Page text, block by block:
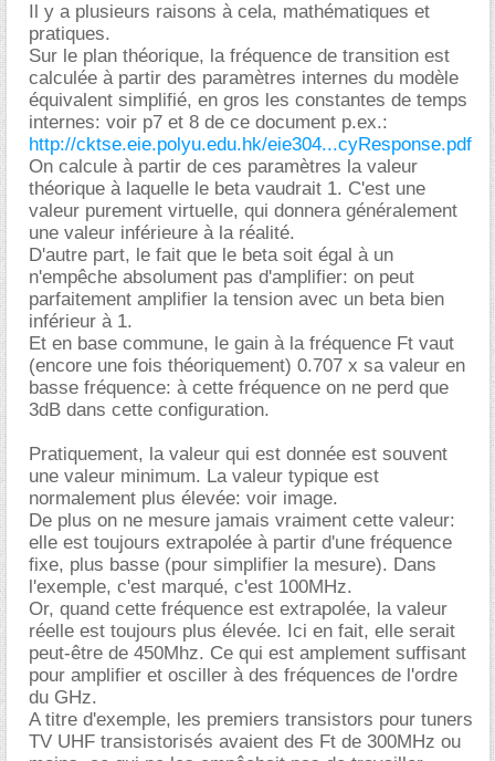
Il y a plusieurs raisons à cela, mathématiques et
pratiques.
Sur le plan théorique, la fréquence de transition est
calculée à partir des paramètres internes du modèle
équivalent simplifié, en gros les constantes de temps
internes: voir p7 et 8 de ce document p.ex.:
http://cktse.eie.polyu.edu.hk/eie304...cyResponse.pdf
On calcule à partir de ces paramètres la valeur
théorique à laquelle le beta vaudrait 1. C'est une
valeur purement virtuelle, qui donnera généralement
une valeur inférieure à la réalité.
D'autre part, le fait que le beta soit égal à un
n'empêche absolument pas d'amplifier: on peut
parfaitement amplifier la tension avec un beta bien
inférieur à 1.
Et en base commune, le gain à la fréquence Ft vaut
(encore une fois théoriquement) 0.707 x sa valeur en
basse fréquence: à cette fréquence on ne perd que
3dB dans cette configuration.
Pratiquement, la valeur qui est donnée est souvent
une valeur minimum. La valeur typique est
normalement plus élevée: voir image.
De plus on ne mesure jamais vraiment cette valeur:
elle est toujours extrapolée à partir d'une fréquence
fixe, plus basse (pour simplifier la mesure). Dans
l'exemple, c'est marqué, c'est 100MHz.
Or, quand cette fréquence est extrapolée, la valeur
réelle est toujours plus élevée. Ici en fait, elle serait
peut-être de 450Mhz. Ce qui est amplement suffisant
pour amplifier et osciller à des fréquences de l'ordre
du GHz.
A titre d'exemple, les premiers transistors pour tuners
TV UHF transistorisés avaient des Ft de 300MHz ou